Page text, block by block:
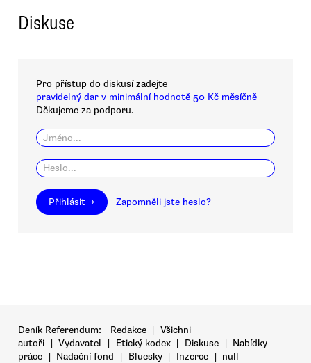
Diskuse
Pro přístup do diskusí zadejte
pravidelný dar v minimální hodnotě 50 Kč měsíčně
Děkujeme za podporu.
Přihlásit → Zapomněli jste heslo?
Deník Referendum: Redakce | Všichni
autoři | Vydavatel | Etický kodex | Diskuse | Nabídky
práce | Nadační fond | Bluesky | Inzerce | null